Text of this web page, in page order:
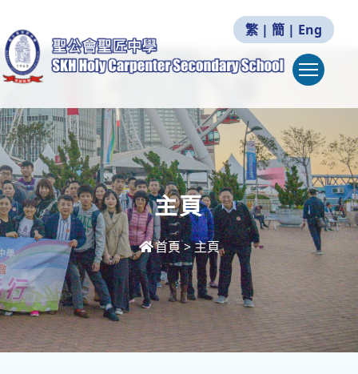
繁 | 簡 | Eng
主頁
首頁>主頁